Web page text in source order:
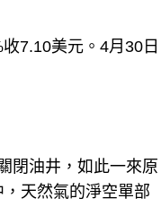
7.10美元。4月30日
閉油井，如此一來原
天然氣的淨空單部